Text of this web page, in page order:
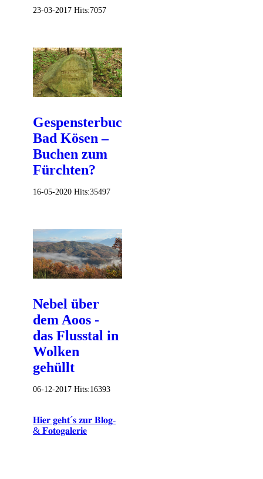
23-03-2017 Hits:7057
Gespensterbuche
Bad Kösen –
Buchen zum
Fürchten?
16-05-2020 Hits:35497
Nebel über
dem Aoos -
das Flusstal in
Wolken
gehüllt
06-12-2017 Hits:16393
𝐇𝐢𝐞𝐫 𝐠𝐞𝐡𝐭´𝐬 𝐳𝐮𝐫 𝐁𝐥𝐨𝐠-
& 𝐅𝐨𝐭𝐨𝐠𝐚𝐥𝐞𝐫𝐢𝐞